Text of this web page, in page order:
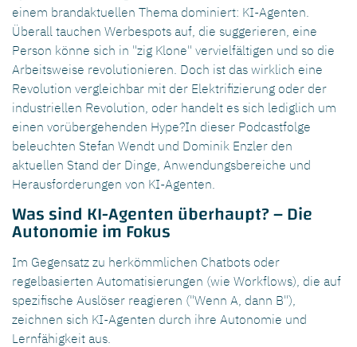
einem brandaktuellen Thema dominiert: KI-Agenten.
Überall tauchen Werbespots auf, die suggerieren, eine
Person könne sich in "zig Klone" vervielfältigen und so die
Arbeitsweise revolutionieren. Doch ist das wirklich eine
Revolution vergleichbar mit der Elektrifizierung oder der
industriellen Revolution, oder handelt es sich lediglich um
einen vorübergehenden Hype?In dieser Podcastfolge
beleuchten Stefan Wendt und Dominik Enzler den
aktuellen Stand der Dinge, Anwendungsbereiche und
Herausforderungen von KI-Agenten.
Was sind KI-Agenten überhaupt? – Die
Autonomie im Fokus
Im Gegensatz zu herkömmlichen Chatbots oder
regelbasierten Automatisierungen (wie Workflows), die auf
spezifische Auslöser reagieren ("Wenn A, dann B"),
zeichnen sich KI-Agenten durch ihre Autonomie und
Lernfähigkeit aus.